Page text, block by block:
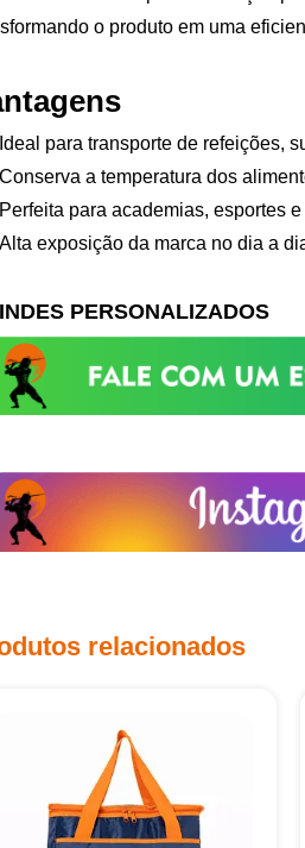
o produto em uma
Ideal para transporte de refeições,
Conserva a temperatura dos
Perfeita para academias, esportes
Alta exposição da marca no dia a
PERSONALIZADOS
relacionados